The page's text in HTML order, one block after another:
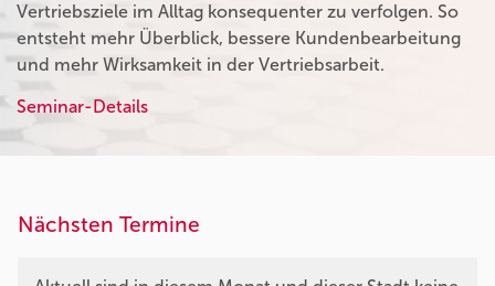
Vertriebsziele im Alltag konsequenter zu verfolgen. So
entsteht mehr Überblick, bessere Kundenbearbeitung
und mehr Wirksamkeit in der Vertriebsarbeit.
Seminar-Details
Nächsten Termine